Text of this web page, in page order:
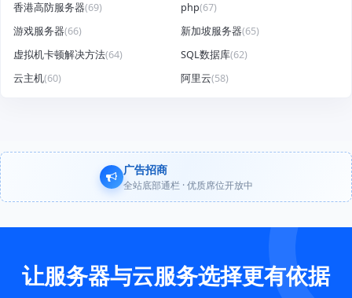
香港高防服务器(69) php(67)
游戏服务器(66) 新加坡服务器(65)
虚拟机卡顿解决方法(64) SQL数据库(62)
云主机(60) 阿里云(58)
广告招商
全站底部通栏 · 优质席位开放中
让服务器与云服务选择更有依据